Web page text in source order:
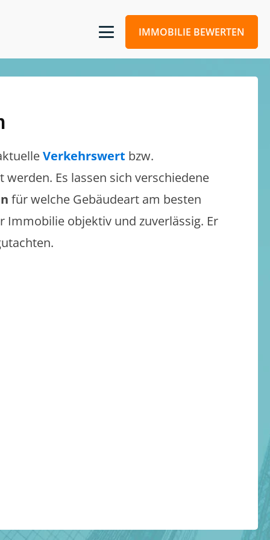
IMMOBILIE BEWERTEN
Verkehrswert bzw.
Es lassen sich verschiedene
für welche Gebäudeart am besten
Immobilie objektiv und zuverlässig. Er